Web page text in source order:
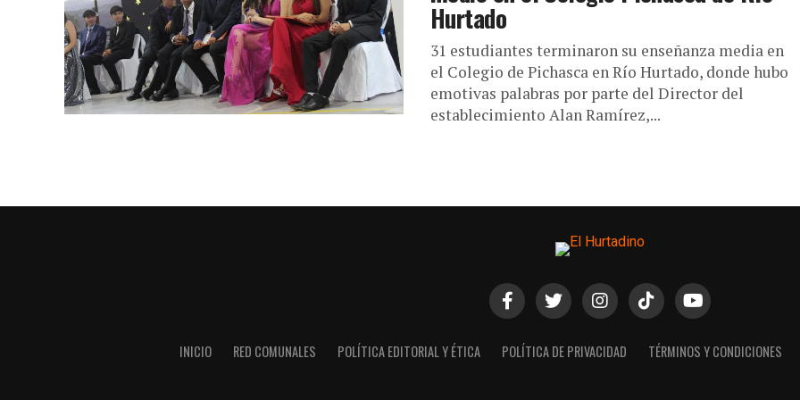
Hurtado
31 estudiantes terminaron su enseñanza media en
el Colegio de Pichasca en Río Hurtado, donde hubo
emotivas palabras por parte del Director del
establecimiento Alan Ramírez,...
INICIO RED COMUNALES POLÍTICA EDITORIAL Y ÉTICA POLÍTICA DE PRIVACIDAD TÉRMINOS Y CONDICIONES